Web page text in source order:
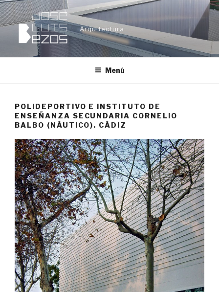
Ir
al
contenido
Arquitectura
Menú
POLIDEPORTIVO E INSTITUTO DE
ENSEÑANZA SECUNDARIA CORNELIO
BALBO (NÁUTICO). CÁDIZ